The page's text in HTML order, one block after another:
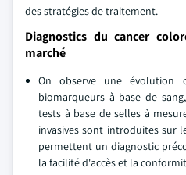
des stratégies de traitement.
Diagnostics du cancer
marché
On observe une évolution
biomarqueurs à base de
tests à base de selles à
invasives sont introduites sur
permettent un diagnostic
la facilité d'accès et la